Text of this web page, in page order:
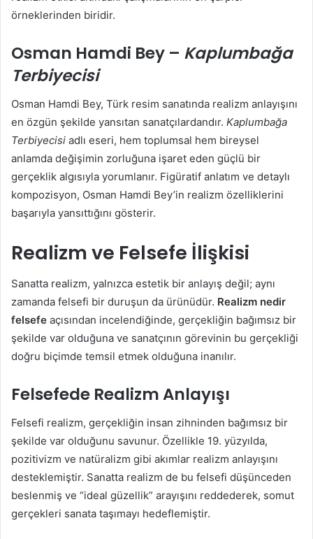
örneklerinden biridir.
Osman Hamdi Bey – Kaplumbağa
Terbiyecisi
Osman Hamdi Bey, Türk resim sanatında realizm anlayışını
en özgün şekilde yansıtan sanatçılardandır. Kaplumbağa
Terbiyecisi adlı eseri, hem toplumsal hem bireysel
anlamda değişimin zorluğuna işaret eden güçlü bir
gerçeklik algısıyla yorumlanır. Figüratif anlatım ve detaylı
kompozisyon, Osman Hamdi Bey’in realizm özelliklerini
başarıyla yansıttığını gösterir.
Realizm ve Felsefe İlişkisi
Sanatta realizm, yalnızca estetik bir anlayış değil; aynı
zamanda felsefi bir duruşun da ürünüdür. Realizm nedir
felsefe açısından incelendiğinde, gerçekliğin bağımsız bir
şekilde var olduğuna ve sanatçının görevinin bu gerçekliği
doğru biçimde temsil etmek olduğuna inanılır.
Felsefede Realizm Anlayışı
Felsefi realizm, gerçekliğin insan zihninden bağımsız bir
şekilde var olduğunu savunur. Özellikle 19. yüzyılda,
pozitivizm ve natüralizm gibi akımlar realizm anlayışını
desteklemiştir. Sanatta realizm de bu felsefi düşünceden
beslenmiş ve “ideal güzellik” arayışını reddederek, somut
gerçekleri sanata taşımayı hedeflemiştir.